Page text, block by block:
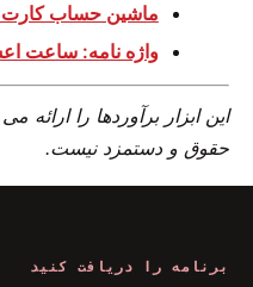
ماشین حساب کارت
واژه نامه: ساعت
این ابزار برآوردها را ارائه
حقوق و دستمزد نیست.
برنامه را دریافت کنید